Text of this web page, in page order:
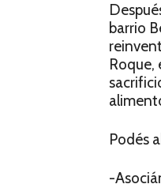
barrio
Roque,
Podés
-